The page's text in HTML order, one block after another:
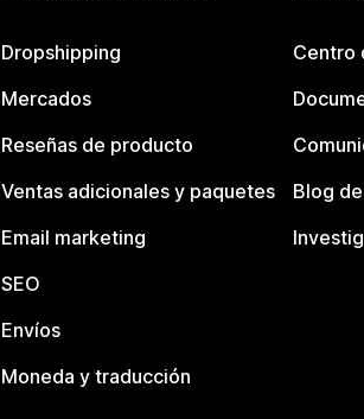
Dropshipping
Mercados
Reseñas de producto
Ventas adicionales y paquetes
Email marketing
SEO
Envíos
Moneda y traducción
Centro
Blog